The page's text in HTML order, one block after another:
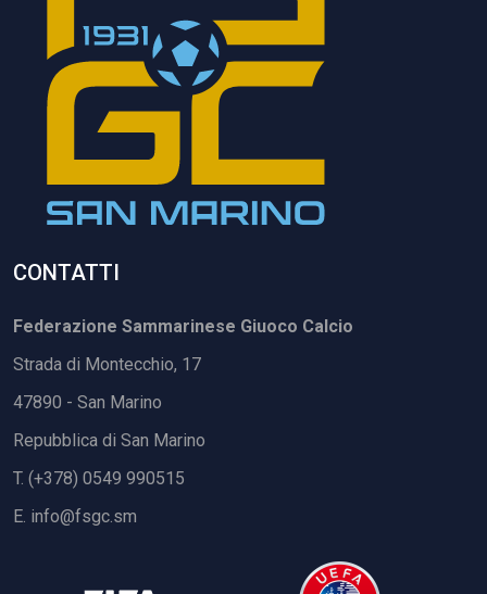
CONTATTI
Federazione Sammarinese Giuoco Calcio
Strada di Montecchio, 17
47890 - San Marino
Repubblica di San Marino
T. (+378) 0549 990515
E. info@fsgc.sm